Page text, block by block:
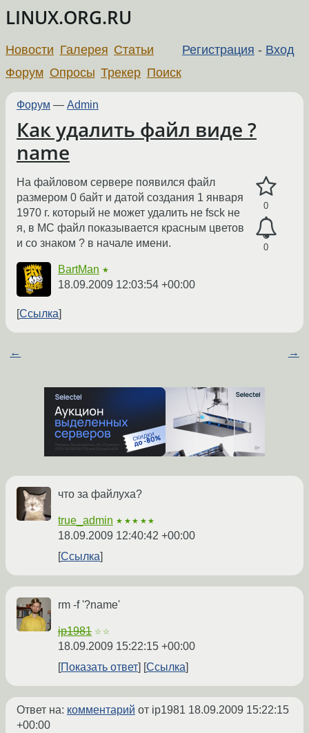
LINUX.ORG.RU
Регистрация - Вход
Новости Галерея Статьи
Форум Опросы Трекер Поиск
Форум — Admin
Как удалить файл виде ?
name
0
0
На файловом сервере появился файл
размером 0 байт и датой создания 1 января
1970 г. который не может удалить не fsck не
я, в MC файл показывается красным цветов
и со знаком ? в начале имени.
BartMan ★
18.09.2009 12:03:54 +00:00
Ссылка
← →
что за файлуха?
true_admin ★★★★★
18.09.2009 12:40:42 +00:00
Ссылка
rm -f '?name'
ip1981 ☆☆
18.09.2009 15:22:15 +00:00
Показать ответ
Ссылка
Ответ на: комментарий от ip1981 18.09.2009 15:22:15
+00:00